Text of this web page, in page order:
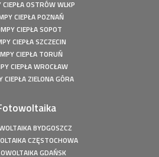
- Sofar - BTS E5-DS5 - 5,12kWh
- Sofar - BTS E5-DS5 -
- Instalacja fotowoltaiczna o
energii - Łachów - Instalacja
- Instalacja fotowoltaiczna o
fotowoltaiczna o mocy:
CIEPŁA OSTRÓW WLKP
CIEPŁA POZNAŃ
CIEPŁA SOPOT
CIEPŁA SZCZECIN
CIEPŁA TORUŃ
CIEPŁA WROCŁAW
CIEPŁA ZIELONA GÓRA
BYDGOSZCZ
CZĘSTOCHOWA
GDAŃSK